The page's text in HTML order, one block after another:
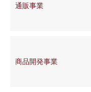
通販事業
商品開発事業